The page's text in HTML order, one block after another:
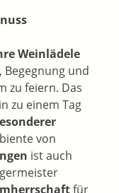
Weinlädele
Begegnung und
zu feiern. Das
zu einem Tag
von
ist auch
für